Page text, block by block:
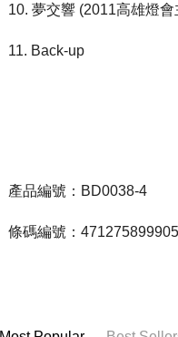
10.夢交響 (2011高雄燈會
11. Back-up
產品編號：BD0038-4
條碼編號：